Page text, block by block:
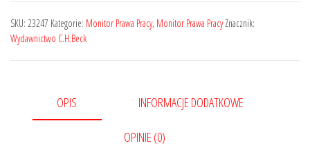
Pracy
Nr
SKU: 23247 Kategorie: Monitor Prawa Pracy, Monitor Prawa Pracy Znacznik:
Wydawnictwo C.H.Beck
OPIS INFORMACJE DODATKOWE
OPINIE (0)